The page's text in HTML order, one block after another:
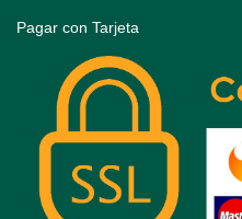
Pagar con Tarjeta